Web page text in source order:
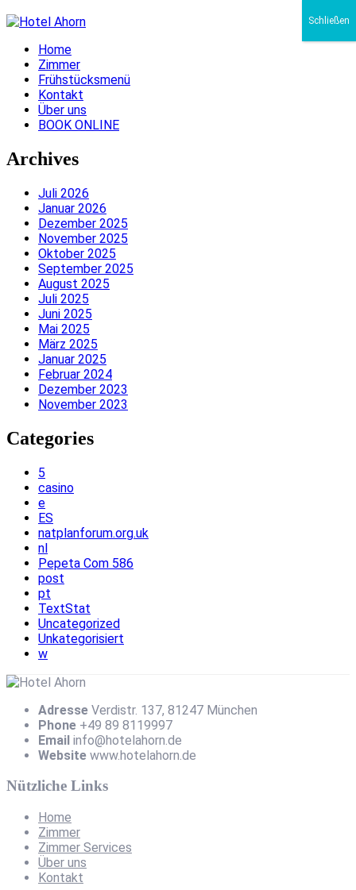
Home
Zimmer
Frühstücksmenü
Kontakt
Über uns
BOOK ONLINE
Archives
Juli 2026
Januar 2026
Dezember 2025
November 2025
Oktober 2025
September 2025
August 2025
Juli 2025
Juni 2025
Mai 2025
März 2025
Januar 2025
Februar 2024
Dezember 2023
November 2023
Categories
5
casino
e
ES
natplanforum.org.uk
nl
Pepeta Com 586
post
pt
TextStat
Uncategorized
Unkategorisiert
w
Adresse Verdistr. 137, 81247 München
Phone +49 89 8119997
Email info@hotelahorn.de
Website www.hotelahorn.de
Nützliche Links
Home
Zimmer
Zimmer Services
Über uns
Kontakt
Schließen